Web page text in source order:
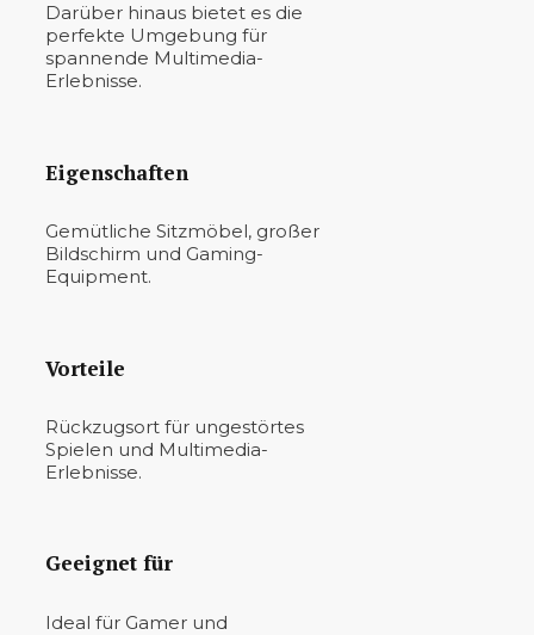
Darüber hinaus bietet es die
perfekte Umgebung für
spannende Multimedia-
Erlebnisse.
Eigenschaften
Gemütliche Sitzmöbel, großer
Bildschirm und Gaming-
Equipment.
Vorteile
Rückzugsort für ungestörtes
Spielen und Multimedia-
Erlebnisse.
Geeignet für
Ideal für Gamer und